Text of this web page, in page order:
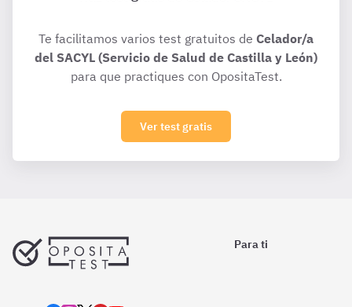
Te facilitamos varios test gratuitos de Celador/a
del SACYL (Servicio de Salud de Castilla y León)
para que practiques con OpositaTest.
Ver test gratis
Para ti